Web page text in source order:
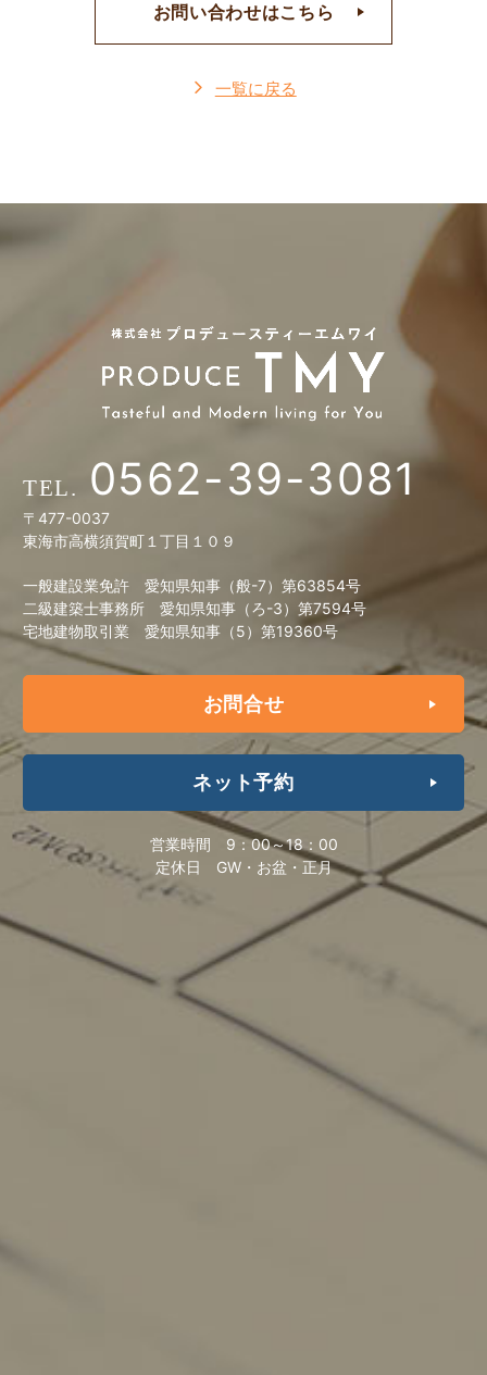
お問い合わせはこちら
一覧に戻る
0562-39-3081
〒477-0037
東海市高横須賀町１丁目１０９
一般建設業免許 愛知県知事（般-7）第63854号
二級建築士事務所 愛知県知事（ろ-3）第7594号
宅地建物取引業 愛知県知事（5）第19360号
お問合せ
ネット予約
営業時間 9：00～18：00
定休日 GW・お盆・正月